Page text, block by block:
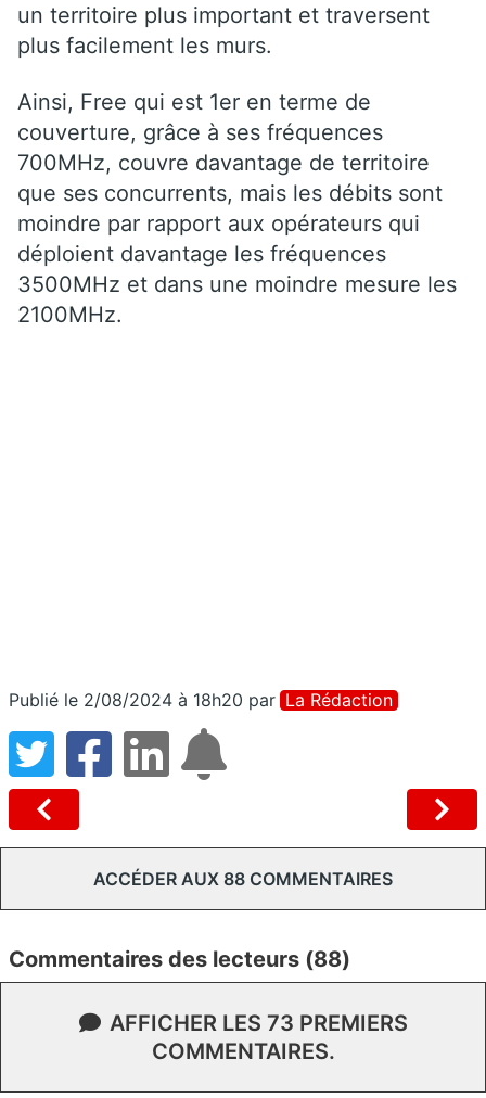
un territoire plus important et traversent
plus facilement les murs.
Ainsi, Free qui est 1er en terme de
couverture, grâce à ses fréquences
700MHz, couvre davantage de territoire
que ses concurrents, mais les débits sont
moindre par rapport aux opérateurs qui
déploient davantage les fréquences
3500MHz et dans une moindre mesure les
2100MHz.
Publié le 2/08/2024 à 18h20 par La Rédaction
ACCÉDER AUX 88 COMMENTAIRES
Commentaires des lecteurs (88)
AFFICHER LES 73 PREMIERS
COMMENTAIRES.